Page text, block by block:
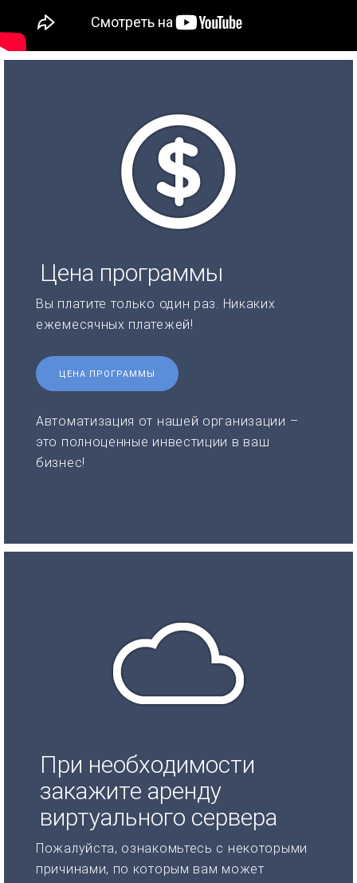
Цена программы
Вы платите только один раз. Никаких
ежемесячных платежей!
ЦЕНА ПРОГРАММЫ
Автоматизация от нашей организации –
это полноценные инвестиции в ваш
бизнес!
При необходимости
закажите аренду
виртуального сервера
Пожалуйста, ознакомьтесь с некоторыми
причинами, по которым вам может